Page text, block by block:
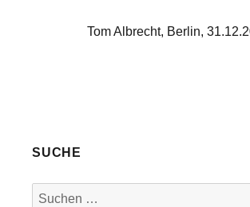
Tom Albrecht, Berlin,
SUCHE
Suche